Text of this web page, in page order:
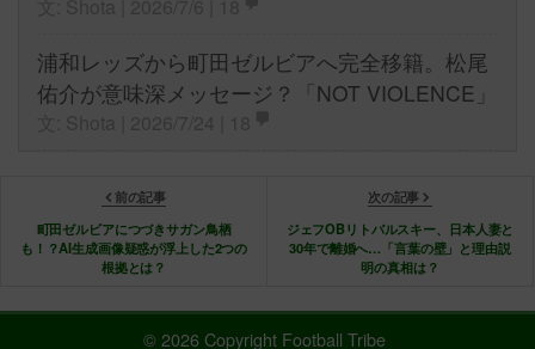
浦和レッズから町田ゼルビアへ完全移籍。松尾
佑介が意味深メッセージ？「NOT VIOLENCE」
前の記事
町田ゼルビアにつづきサガン鳥栖
も！？AI生成画像疑惑が浮上した2つの
根拠とは？
次の記事
ジェフOBリトバルスキー、日本人妻と
30年で離婚へ…「言葉の壁」と理由説
明の真相は？
© 2026 Copyright Football Tribe